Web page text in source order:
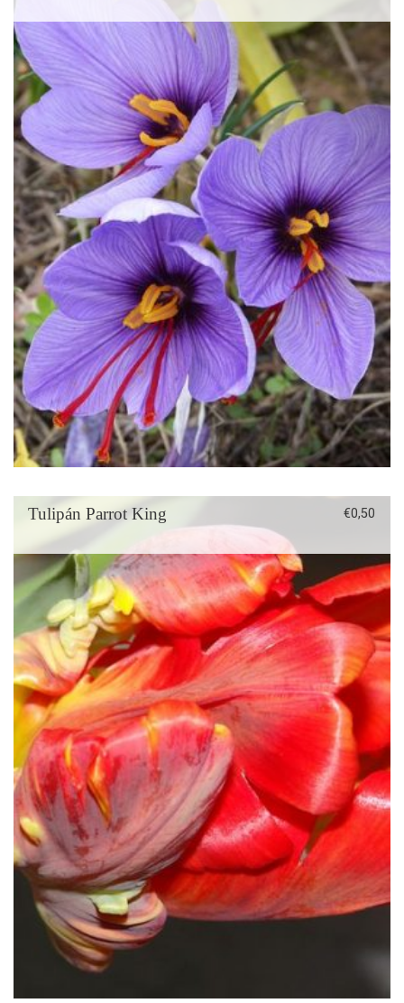
Tulipán Parrot King €0,50